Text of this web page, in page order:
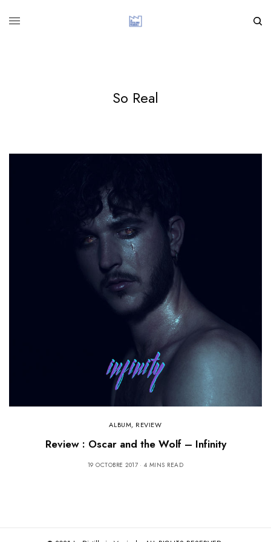
So Real
ALBUM, REVIEW
Review : Oscar and the Wolf – Infinity
19 OCTOBRE 2017 4 MINS READ